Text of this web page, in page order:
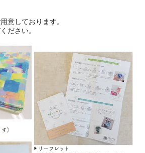
意しております。
ださい。